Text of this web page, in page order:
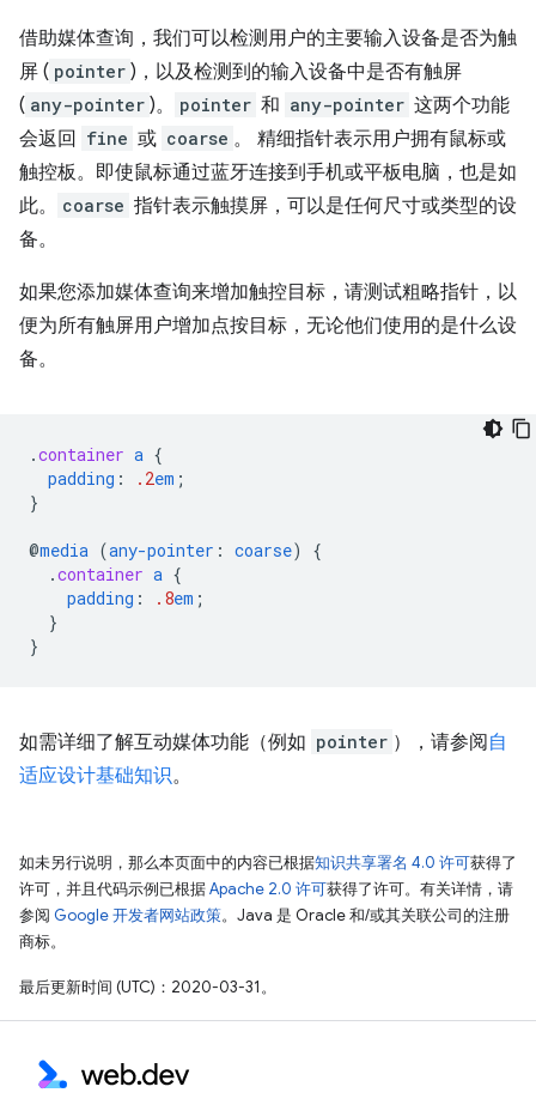
借助媒体查询，我们可以检测用户的主要输入设备是否为触
屏 ( pointer )，以及检测到的输入设备中是否有触屏
( any-pointer )。 pointer 和 any-pointer 这两个功能
会返回
fine 或 coarse 。 精细指针表示用户拥有鼠标或
触控板。即使鼠标通过蓝牙连接到手机或平板电脑，也是如
此。
coarse 指针表示触摸屏，可以是任何尺寸或类型的设
备。
如果您添加媒体查询来增加触控目标，请测试粗略指针，以
便为所有触屏用户增加点按目标，无论他们使用的是什么设
备。
.container a {
padding : .2em ;
}
@media (any-pointer : coarse)
{
.container a {
padding : .8em ;
}
}
如需详细了解互动媒体功能（例如 pointer ），请参阅 自
适应设计基础知识。
如未另行说明，那么本页面中的内容已根据知识共享署名 4.0 许可获得了
许可，并且代码示例已根据Apache 2.0 许可获得了许可。有关详情，请
参阅 Google 开发者网站政策。Java 是 Oracle 和/或其关联公司的注册
商标。
最后更新时间 (UTC)：2020-03-31。